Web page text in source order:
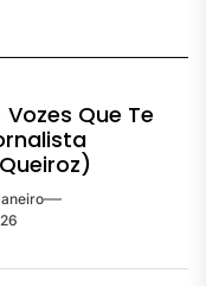
Que Te